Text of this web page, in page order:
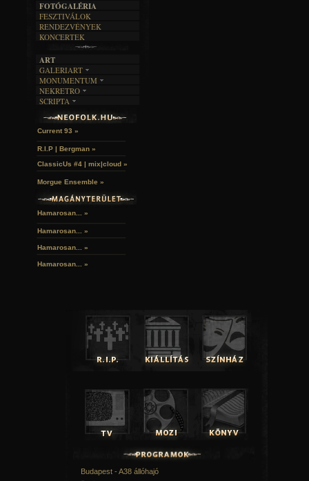
FOTÓGALÉRIA
FESZTIVÁLOK
RENDEZVÉNYEK
KONCERTEK
ART
GALERIART
ARTGALERI
KÉPREGÉNYEK
LAKÁSKULTS
MONUMENTUM
TEMETŐK
TEMPLOMOK
VÁRAK
HELYEK
NEKRETRO
SZUBKULT
FEKETE LYUK
RELIKVIÁK
SCRIPTA
NOVELLÁK
VERSEK
Current 93 »
R.I.P | Bergman »
ClassicUs #4 | mix|cloud »
Morgue Ensemble »
Hamarosan... »
Hamarosan... »
Hamarosan... »
Hamarosan... »
Budapest - A38 állóhajó